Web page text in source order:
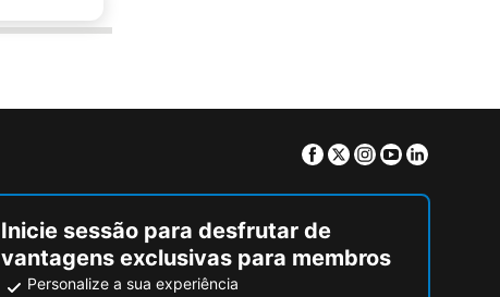
Facebook
TwitterInstagram
Youtube
Inicie sessão para desfrutar de
vantagens exclusivas para membros
Personalize a sua experiência